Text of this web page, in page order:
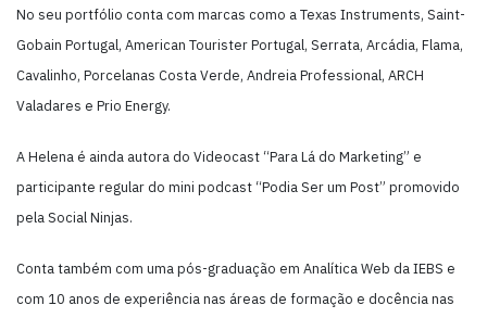
No seu portfólio conta com marcas como a Texas Instruments, Saint-
Gobain Portugal, American Tourister Portugal, Serrata, Arcádia, Flama,
Cavalinho, Porcelanas Costa Verde, Andreia Professional, ARCH
Valadares e Prio Energy.
A Helena é ainda autora do Videocast “Para Lá do Marketing” e
participante regular do mini podcast “Podia Ser um Post” promovido
pela Social Ninjas.
Conta também com uma pós-graduação em Analítica Web da IEBS e
com 10 anos de experiência nas áreas de formação e docência nas